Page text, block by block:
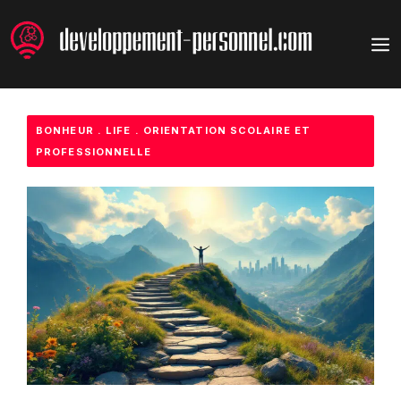
au
contenu
BONHEUR . LIFE . ORIENTATION SCOLAIRE ET
PROFESSIONNELLE